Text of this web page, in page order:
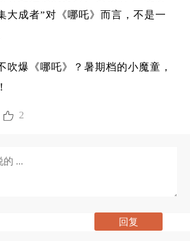
大成者”对《哪吒》而言，不是一
吹爆《哪吒》？暑期档的小魔童，
2